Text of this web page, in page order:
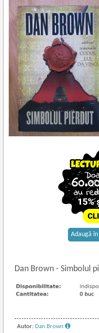
Dan Brown- Simbolul
Autor:Dan Brown
Adaugă